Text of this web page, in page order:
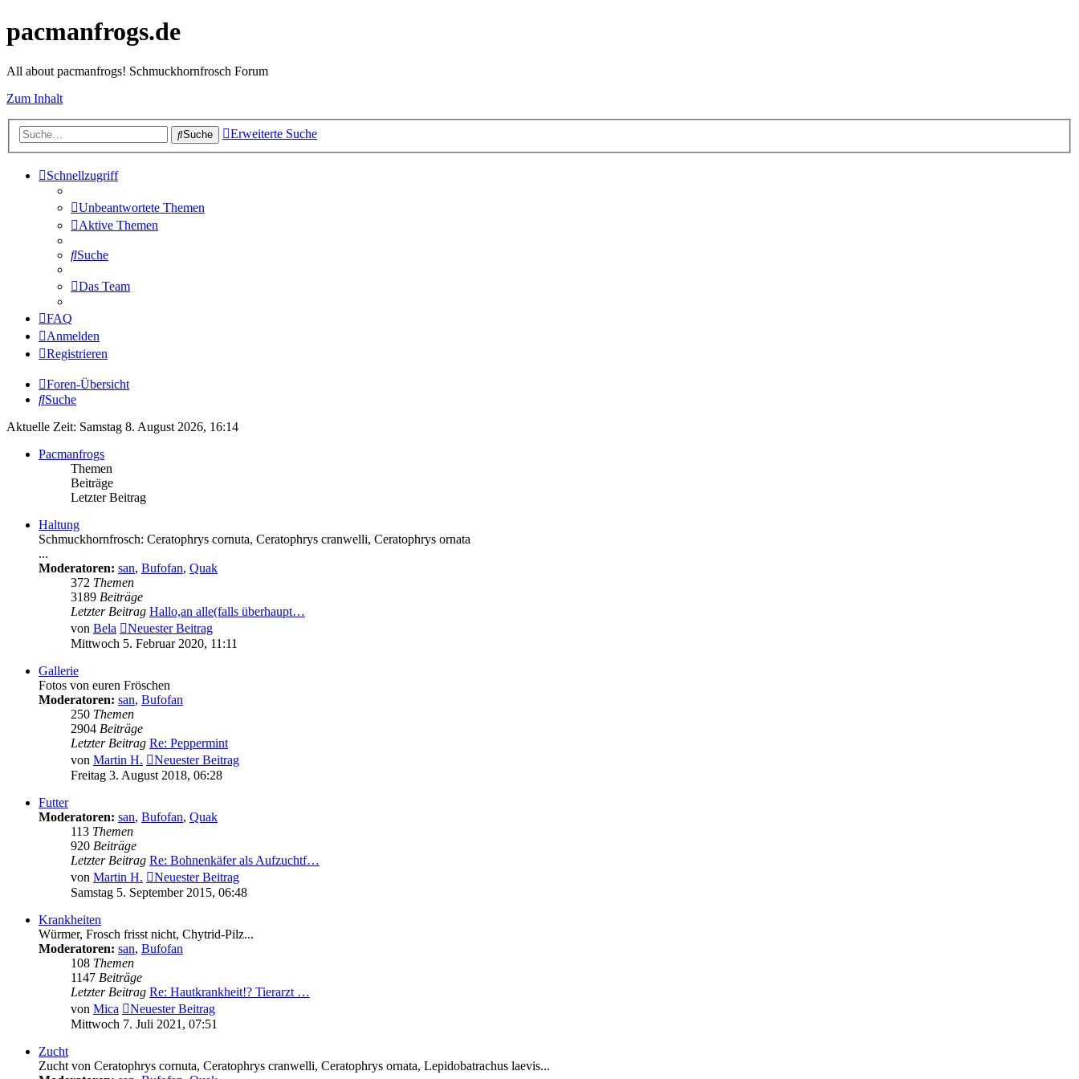
pacmanfrogs.de
All about pacmanfrogs! Schmuckhornfrosch Forum
Zum Inhalt
Suche Erweiterte Suche
Schnellzugriff
Unbeantwortete Themen
Aktive Themen
Suche
Das Team
FAQ
Anmelden
Registrieren
Foren-Übersicht
Suche
Aktuelle Zeit: Samstag 8. August 2026, 16:14
Pacmanfrogs
Themen
Beiträge
Letzter Beitrag
Haltung
Schmuckhornfrosch: Ceratophrys cornuta, Ceratophrys cranwelli, Ceratophrys ornata
...
Moderatoren: san, Bufofan, Quak
372 Themen
3189 Beiträge
Letzter Beitrag Hallo,an alle(falls überhaupt…
von Bela
Neuester Beitrag
Mittwoch 5. Februar 2020, 11:11
Gallerie
Fotos von euren Fröschen
Moderatoren: san, Bufofan
250 Themen
2904 Beiträge
Letzter Beitrag Re: Peppermint
von Martin H.
Neuester Beitrag
Freitag 3. August 2018, 06:28
Futter
Moderatoren: san, Bufofan, Quak
113 Themen
920 Beiträge
Letzter Beitrag Re: Bohnenkäfer als Aufzuchtf…
von Martin H.
Neuester Beitrag
Samstag 5. September 2015, 06:48
Krankheiten
Würmer, Frosch frisst nicht, Chytrid-Pilz...
Moderatoren: san, Bufofan
108 Themen
1147 Beiträge
Letzter Beitrag Re: Hautkrankheit!? Tierarzt …
von Mica
Neuester Beitrag
Mittwoch 7. Juli 2021, 07:51
Zucht
Zucht von Ceratophrys cornuta, Ceratophrys cranwelli, Ceratophrys ornata, Lepidobatrachus laevis...